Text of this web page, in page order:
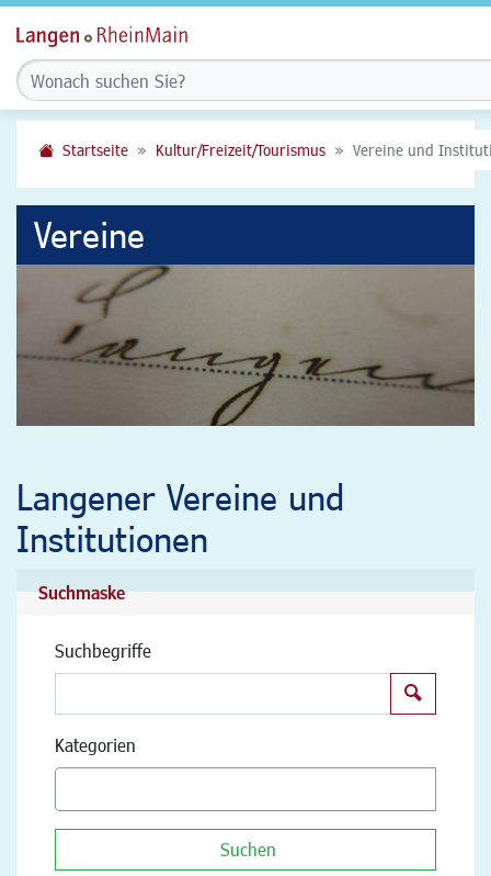
Startseite Kultur/Freizeit/Tourismus Vereine und
Vereine
Langener Vereine und
Institutionen
Suchmaske
Suchbegriffe
Kategorien
Suchen